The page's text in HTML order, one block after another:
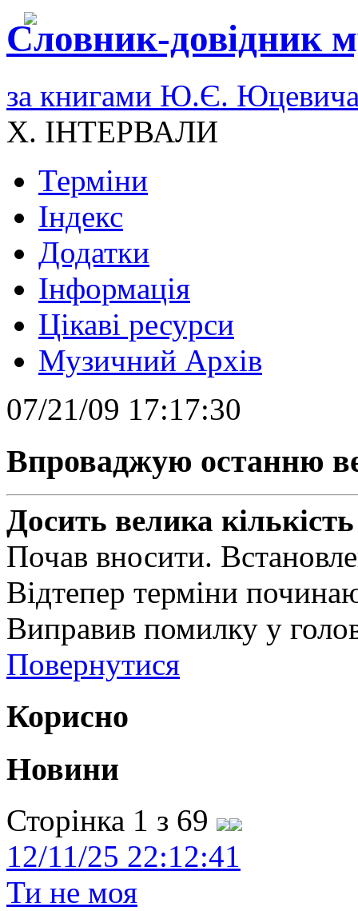
Словник-довідник
за книгами Ю.Є.
X. ІНТЕРВАЛИ
Терміни
Індекс
Додатки
Інформація
Цікаві ресурси
Музичний Архів
07/21/09 17:17:30
Впроваджую останню
Досить велика
Почав вносити.
Відтепер терміни
Виправив помилку у
Повернутися
Корисно
Новини
Сторінка 1 з 69
12/11/25 22:12:41
Ти не моя